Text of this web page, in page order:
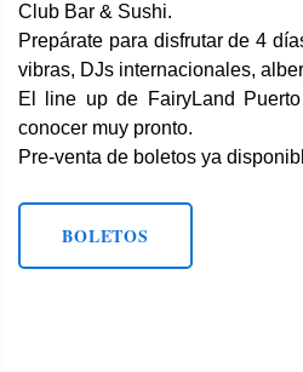
Club Bar & Sushi.
Prepárate para disfrutar de 4
vibras, DJs internacionales,
El line up de FairyLand
conocer muy pronto.
Pre-venta de boletos ya
BOLETOS